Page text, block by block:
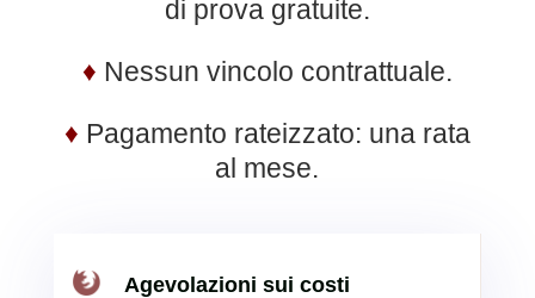
di prova gratuite.
♦ Nessun vincolo contrattuale.
♦ Pagamento rateizzato: una rata
al mese.
Agevolazioni sui costi